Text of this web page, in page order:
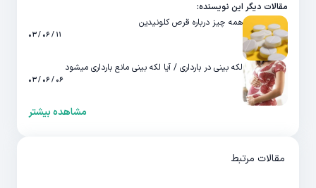
مقالات دیگر این نویسنده:
همه چیز درباره قرص کلونیدین
۱۱ / ۰۶ / ۰۳
لکه بینی در بارداری / آیا لکه بینی مانع بارداری میشود
۰۶ / ۰۶ / ۰۳
مشاهده بیشتر
مقالات مرتبط